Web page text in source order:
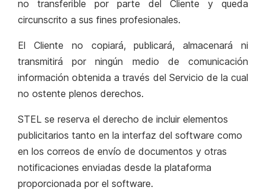
no transferible por parte del Cliente y queda
circunscrito a sus fines profesionales.
El Cliente no copiará, publicará, almacenará ni
transmitirá por ningún medio de comunicación
información obtenida a través del Servicio de la cual
no ostente plenos derechos.
STEL se reserva el derecho de incluir elementos
publicitarios tanto en la interfaz del software como
en los correos de envío de documentos y otras
notificaciones enviadas desde la plataforma
proporcionada por el software.